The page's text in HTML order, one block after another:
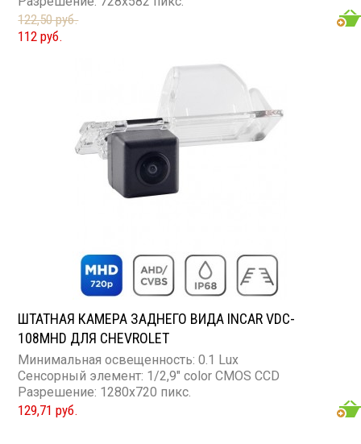
122,50 руб.
112 руб.
ШТАТНАЯ КАМЕРА ЗАДНЕГО ВИДА INCAR VDC-
108MHD ДЛЯ CHEVROLET
Минимальная освещенность: 0.1 Lux
Сенсорный элемент: 1/2,9" color CMOS CCD
Разрешение: 1280x720 пикс.
129,71 руб.